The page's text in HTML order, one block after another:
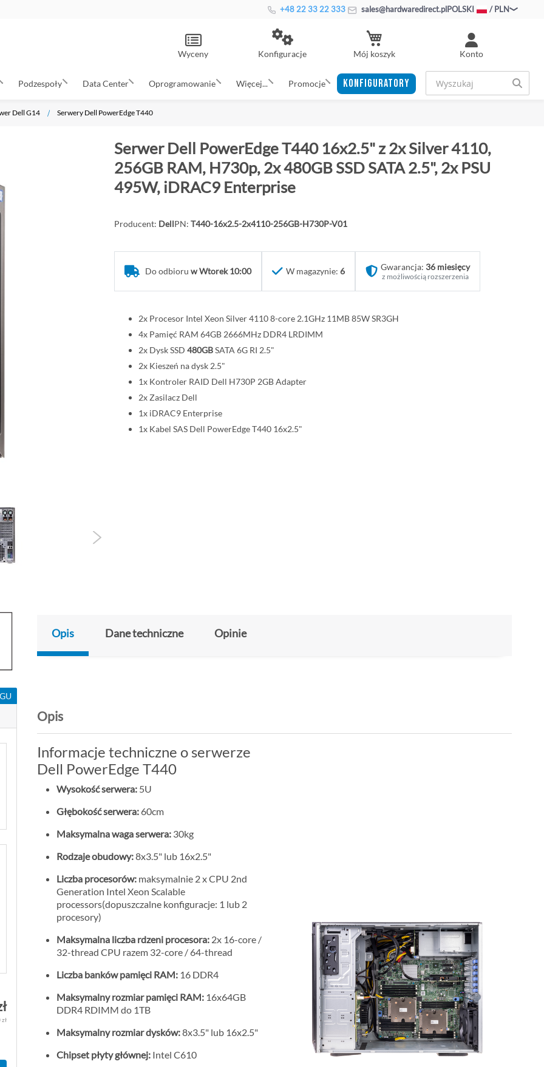
+48 22 33 22 333 sales@hardwaredirect.plPOLSKI / PLN
Konto
Konfiguracje Mój koszyk
Wyceny
Podzespoły Data Center Oprogramowanie Więcej... Promocje KONFIGURATORY
Dell G14 Serwery Dell PowerEdge T440
Serwer Dell PowerEdge T440 16x2.5" z 2x Silver 4110,
256GB RAM, H730p, 2x 480GB SSD SATA 2.5", 2x PSU
495W, iDRAC9 Enterprise
Producent: DellPN: T440-16x2.5-2x4110-256GB-H730P-V01
Do odbioru w Wtorek 10:00 W magazynie: 6 Gwarancja: 36 miesięcy
z możliwością rozszerzenia
2x Procesor Intel Xeon Silver 4110 8-core 2.1GHz 11MB 85W SR3GH
4x Pamięć RAM 64GB 2666MHz DDR4 LRDIMM
2x Dysk SSD 480GBSATA 6G RI 2.5"
2x Kieszeń na dysk 2.5"
1x Kontroler RAID Dell H730P 2GB Adapter
2x Zasilacz Dell
1x iDRAC9 Enterprise
1x Kabel SAS Dell PowerEdge T440 16x2.5"
Opis Dane techniczne Opinie
Opis
Informacje techniczne o serwerze
Dell PowerEdge T440
Wysokość serwera: 5U
Głębokość serwera: 60cm
Maksymalna waga serwera: 30kg
Rodzaje obudowy:8x3.5" lub 16x2.5"
Liczba procesorów: maksymalnie 2 x CPU 2nd
Generation Intel Xeon Scalable
processors(dopuszczalne konfiguracje: 1 lub 2
procesory)
Maksymalna liczba rdzeni procesora: 2x 16-core /
32-thread CPU razem 32-core / 64-thread
Liczba banków pamięci RAM: 16 DDR4
Maksymalny rozmiar pamięci RAM: 16x64GB
DDR4 RDIMM do 1TB
Maksymalny rozmiar dysków:8x3.5" lub 16x2.5"
Chipset płyty głównej: Intel C610